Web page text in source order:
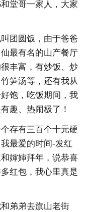
堂哥一家人，大家
团圆饭，由于爸爸
最有名的山产餐厅
丰富，有炒饭、炒
笋汤等，还有我从
饱，吃饭期间，我
趣、热闹极了！
存有三百个十元硬
最爱的时间-发红
婶婶拜年，说恭喜
红包，我心里真是
弟弟去旗山老街